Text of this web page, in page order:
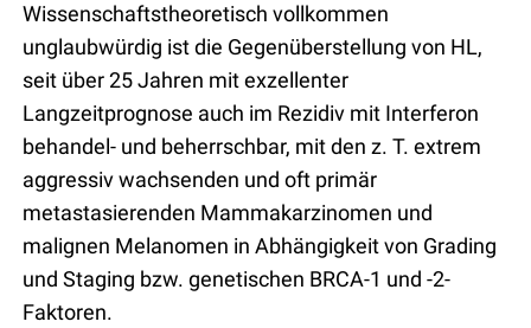
Wissenschaftstheoretisch vollkommen
unglaubwürdig ist die Gegenüberstellung von HL,
seit über 25 Jahren mit exzellenter
Langzeitprognose auch im Rezidiv mit Interferon
behandel- und beherrschbar, mit den z. T. extrem
aggressiv wachsenden und oft primär
metastasierenden Mammakarzinomen und
malignen Melanomen in Abhängigkeit von Grading
und Staging bzw. genetischen BRCA-1 und -2-
Faktoren.